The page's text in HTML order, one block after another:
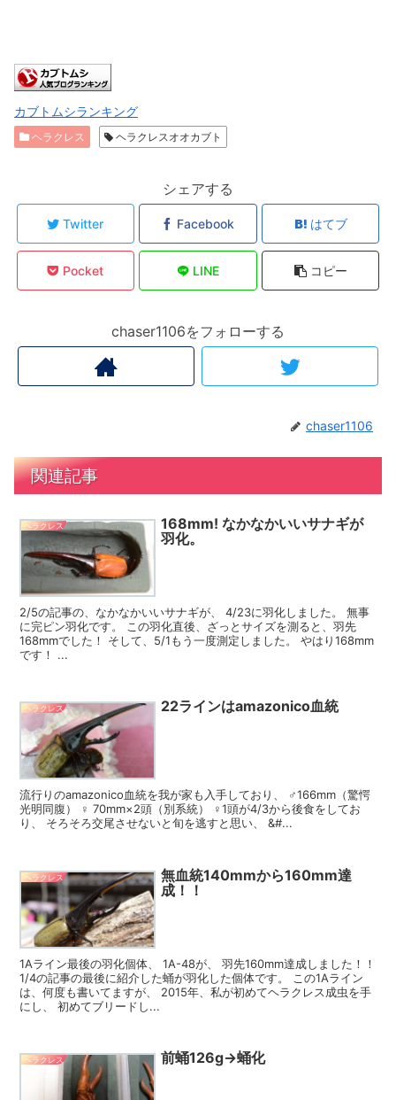
カブトムシランキング
ヘラクレス ヘラクレスオオカブト
シェアする
Twitter Facebook はてブ
Pocket LINE コピー
chaser1106をフォローする
chaser1106
関連記事
ヘラクレス
168mm! なかなかいいサナギが
羽化。
2/5の記事の、なかなかいいサナギが、 4/23に羽化しました。 無事
に完ピン羽化です。 この羽化直後、ざっとサイズを測ると、羽先
168mmでした！ そして、5/1もう一度測定しました。 やはり168mm
です！ ...
ヘラクレス 22ラインはamazonico血統
流行りのamazonico血統を我が家も入手しており、 ♂166mm（驚愕
光明同腹） ♀ 70mm×2頭（別系統） ♀1頭が4/3から後食をしてお
り、 そろそろ交尾させないと旬を逃すと思い、 &#...
ヘラクレス
無血統140mmから160mm達
成！！
1Aライン最後の羽化個体、 1A-48が、 羽先160mm達成しました！！
1/4の記事の最後に紹介した蛹が羽化した個体です。 この1Aライン
は、何度も書いてますが、 2015年、私が初めてヘラクレス成虫を手
にし、 初めてブリードし...
ヘラクレス 前蛹126g→蛹化